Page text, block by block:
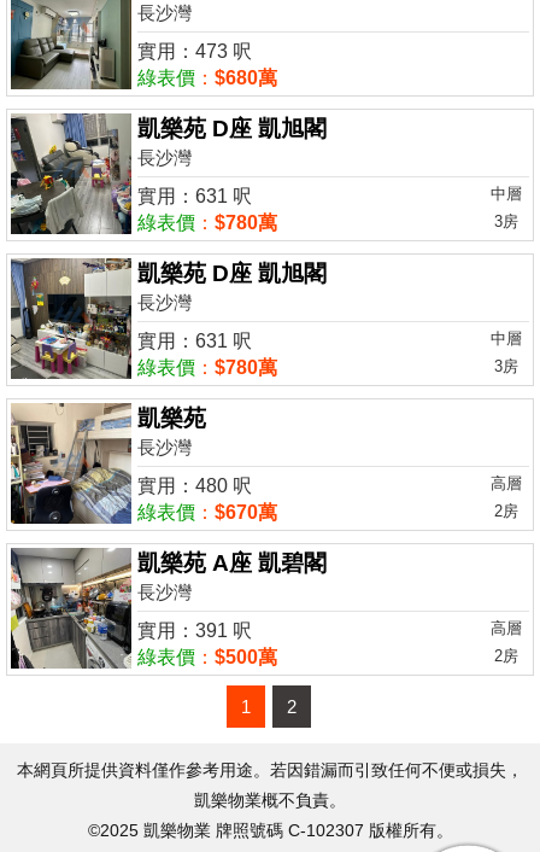
長沙灣
實用：473 呎
綠表價 ： $680萬
凱樂苑 D座 凱旭閣
長沙灣
中層
3房
實用：631 呎
綠表價 ： $780萬
凱樂苑 D座 凱旭閣
長沙灣
中層
3房
實用：631 呎
綠表價 ： $780萬
凱樂苑
長沙灣
高層
2房
實用：480 呎
綠表價 ： $670萬
凱樂苑 A座 凱碧閣
長沙灣
高層
2房
實用：391 呎
綠表價 ： $500萬
1 2
本網頁所提供資料僅作參考用途。若因錯漏而引致任何不便或損失，
凱樂物業概不負責。
©2025 凱樂物業 牌照號碼 C-102307 版權所有。